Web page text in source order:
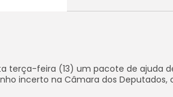
terça-feira (13) um pacote de ajuda
incerto na Câmara dos Deputados,